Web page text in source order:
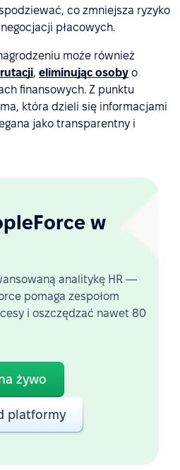
co zmniejsza ryzyko
płacowych.
może również
, eliminując osoby o
finansowych. Z punktu
która dzieli się informacjami
jako transparentny i
w
analitykę HR —
pomaga zespołom
i oszczędzać nawet 80
żywo
platformy